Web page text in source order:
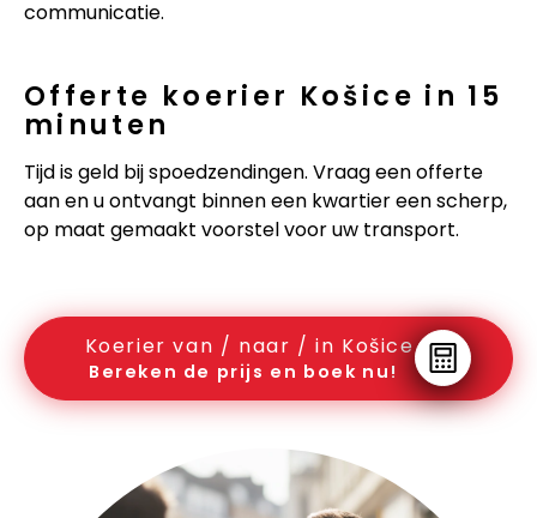
communicatie.
Offerte koerier Košice in 15
minuten
Tijd is geld bij spoedzendingen. Vraag een offerte
aan en u ontvangt binnen een kwartier een scherp,
op maat gemaakt voorstel voor uw transport.
Koerier van / naar / in Košice
Bereken de prijs en boek nu!